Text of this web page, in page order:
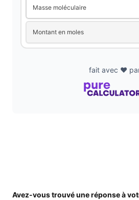
Masse moléculaire
Montant en moles
fait avec ❤️
Avez-vous trouvé une réponse à